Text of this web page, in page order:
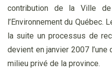
contribution de la Ville
l’Environnement du Québec.
la suite un processus de
devient en janvier 2007
milieu privé de la province.